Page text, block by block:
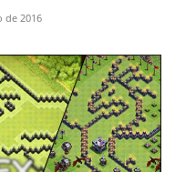
de 2016